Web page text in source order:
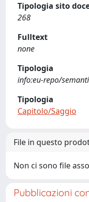
Tipologia sito
268
Fulltext
none
Tipologia
info:eu-repo/
Tipologia
Capitolo/Saggio
File in questo
Non ci sono file
Pubblicazioni